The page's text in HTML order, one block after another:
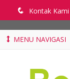
q Kontak Kami
MENU NAVIGASI